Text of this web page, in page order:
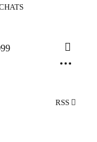
RSS